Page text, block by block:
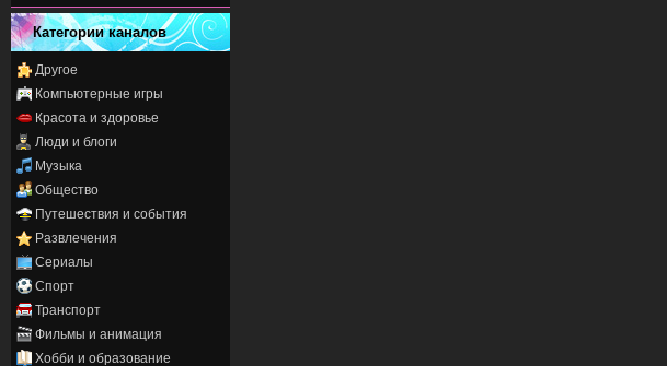
Категории каналов
Другое
Компьютерные игры
Красота и здоровье
Люди и блоги
Музыка
Общество
Путешествия и события
Развлечения
Сериалы
Спорт
Транспорт
Фильмы и анимация
Хобби и образование